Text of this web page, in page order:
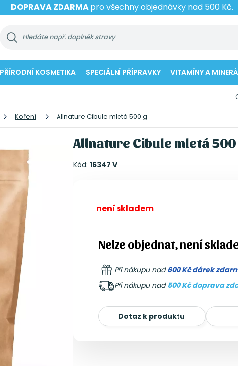
DOPRAVA ZDARMApro všechny objednávky nad 500 Kč.
PŘÍRODNÍ KOSMETIKA SPECIÁLNÍ PŘÍPRAVKY VITAMÍNY A
Koření Allnature Cibule mletá 500 g
Allnature Cibule mletá 500
Kód: 16347 V
není skladem
Nelze objednat, není
Při nákupu nad600 Kč dárek
Při nákupu nad 500 Kč doprava
Dotaz k produktu